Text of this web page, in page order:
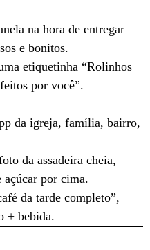
na hora de entregar
e bonitos.
etiquetinha “Rolinhos
por você”.
da igreja, família, bairro,
da assadeira cheia,
açúcar por cima.
da tarde completo”,
+ bebida.